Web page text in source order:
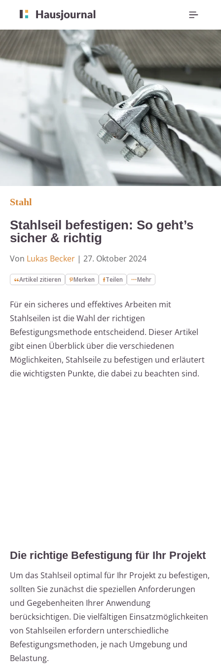
Stahl
Stahlseil befestigen: So geht’s
sicher & richtig
Von Lukas Becker | 27. Oktober 2024
Artikel zitieren Merken Teilen Mehr
Für ein sicheres und effektives Arbeiten mit
Stahlseilen ist die Wahl der richtigen
Befestigungsmethode entscheidend. Dieser Artikel
gibt einen Überblick über die verschiedenen
Möglichkeiten, Stahlseile zu befestigen und erläutert
die wichtigsten Punkte, die dabei zu beachten sind.
Die richtige Befestigung für Ihr Projekt
Um das Stahlseil optimal für Ihr Projekt zu befestigen,
sollten Sie zunächst die speziellen Anforderungen
und Gegebenheiten Ihrer Anwendung
berücksichtigen. Die vielfältigen Einsatzmöglichkeiten
von Stahlseilen erfordern unterschiedliche
Befestigungsmethoden, je nach Umgebung und
Belastung.